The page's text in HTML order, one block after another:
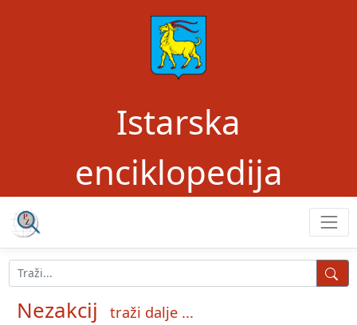
Istarska
enciklopedija
Nezakcij traži dalje ...